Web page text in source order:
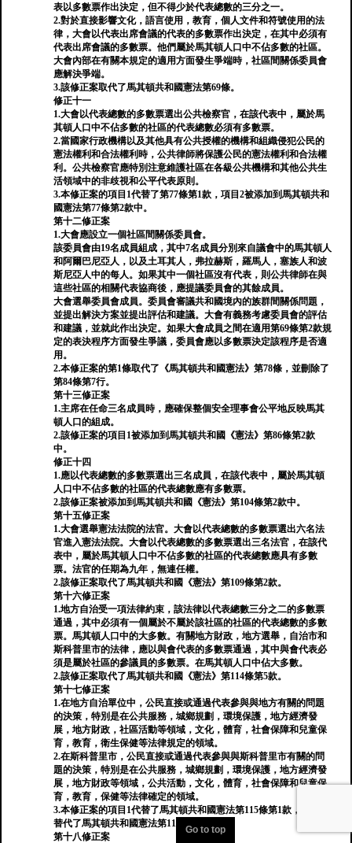
表以多數票作出決定，但不得少於代表總數的三分之一。
2.對於直接影響文化，語言使用，教育，個人文件和符號使用的法
律，大會以代表出席會議的代表的多數票作出決定，在其中必須有
代表出席會議的多數票。他們屬於馬其頓人口中不佔多數的社區。
大會內部在有關本規定的適用方面發生爭端時，社區間關係委員會
應解決爭端。
3.該修正案取代了馬其頓共和國憲法第69條。
修正十一
1.大會以代表總數的多數票選出公共檢察官，在該代表中，屬於馬
其頓人口中不佔多數的社區的代表總數必須有多數票。
2.當國家行政機構以及其他具有公共授權的機構和組織侵犯公民的
憲法權利和合法權利時，公共律師將保護公民的憲法權利和合法權
利。公共檢察官應特別注意維護社區在各級公共機構和其他公共生
活領域中的非歧視和公平代表原則。
3.本修正案的項目1代替了第77條第1款，項目2被添加到馬其頓共和
國憲法第77條第2款中。
第十二修正案
1.大會應設立一個社區間關係委員會。
該委員會由19名成員組成，其中7名成員分別來自議會中的馬其頓人
和阿爾巴尼亞人，以及土耳其人，弗拉赫斯，羅馬人，塞族人和波
斯尼亞人中的每人。如果其中一個社區沒有代表，則公共律師在與
這些社區的相關代表協商後，應提議委員會的其餘成員。
大會選舉委員會成員。委員會審議共和國境內的族群間關係問題，
並提出解決方案並提出評估和建議。大會有義務考慮委員會的評估
和建議，並就此作出決定。如果大會成員之間在適用第69條第2款規
定的表決程序方面發生爭議，委員會應以多數票決定該程序是否適
用。
2.本修正案的第1條取代了《馬其頓共和國憲法》第78條，並刪除了
第84條第7行。
第十三修正案
1.主席在任命三名成員時，應確保整個安全理事會公平地反映馬其
頓人口的組成。
2.該修正案的項目1被添加到馬其頓共和國《憲法》第86條第2款
中。
修正十四
1.應以代表總數的多數票選出三名成員，在該代表中，屬於馬其頓
人口中不佔多數的社區的代表總數應有多數票。
2.該修正案被添加到馬其頓共和國《憲法》第104條第2款中。
第十五修正案
1.大會選舉憲法法院的法官。大會以代表總數的多數票選出六名法
官進入憲法法院。大會以代表總數的多數票選出三名法官，在該代
表中，屬於馬其頓人口中不佔多數的社區的代表總數應具有多數
票。法官的任期為九年，無連任權。
2.該修正案取代了馬其頓共和國《憲法》第109條第2款。
第十六修正案
1.地方自治受一項法律約束，該法律以代表總數三分之二的多數票
通過，其中必須有一個屬於不屬於該社區的社區的代表總數的多數
票。馬其頓人口中的大多數。有關地方財政，地方選舉，自治市和
斯科普里市的法律，應以與會代表的多數票通過，其中與會代表必
須是屬於社區的參議員的多數票。在馬其頓人口中佔大多數。
2.該修正案取代了馬其頓共和國《憲法》第114條第5款。
第十七修正案
1.在地方自治單位中，公民直接或通過代表參與與地方有關的問題
的決策，特別是在公共服務，城鄉規劃，環境保護，地方經濟發
展，地方財政，社區活動等領域，文化，體育，社會保障和兒童保
育，教育，衛生保健等法律規定的領域。
2.在斯科普里市，公民直接或通過代表參與與斯科普里市有關的問
題的決策，特別是在公共服務，城鄉規劃，環境保護，地方經濟發
展，地方財政等領域，公共活動，文化，體育，社會保障和兒童保
育，教育，保健等法律確定的領域。
3.本修正案的項目1代替了馬其頓共和國憲法第115條第1款，項目2
替代了馬其頓共和國憲法第117條第2款。
第十八修正案
Go to top